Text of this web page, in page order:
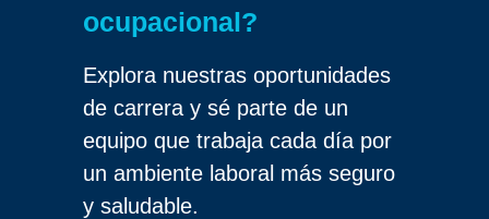
ocupacional?
Explora nuestras oportunidades
de carrera y sé parte de un
equipo que trabaja cada día por
un ambiente laboral más seguro
y saludable.